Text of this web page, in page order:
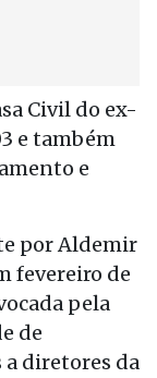
Civil do ex-
e também
e
por Aldemir
fevereiro de
pela
de
diretores da